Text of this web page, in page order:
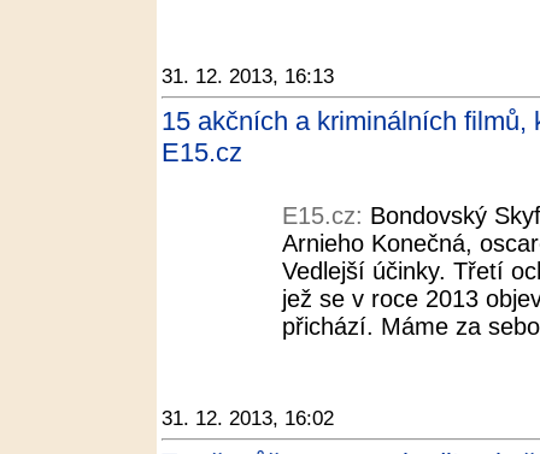
31. 12. 2013, 16:13
15 akčních a kriminálních filmů,
E15.cz
E15.cz: Bondovský
Arnieho Konečná,
Vedlejší účinky. Třetí
jež se v roce 2013
přichází. Máme za
31. 12. 2013, 16:02